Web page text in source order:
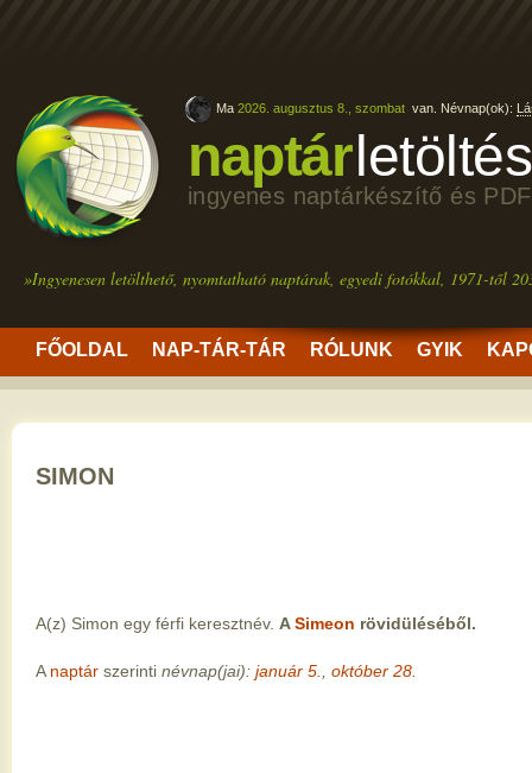
naptárletöltés
ingyenes naptárkészítő és
»Ingyenesen letölthető, nyomtatható naptárak, egyedi fotókkal, 1971-től
FŐOLDAL NAP-TÁR-TÁR RÓLUNK GYIK
Ma 2026. augusztus 8., szombat van. Névnap(ok):
SIMON
A(z) Simon egy férfi keresztnév. ASimeon rövidüléséből.
A naptár szerinti névnap(jai): január 5. október 28.